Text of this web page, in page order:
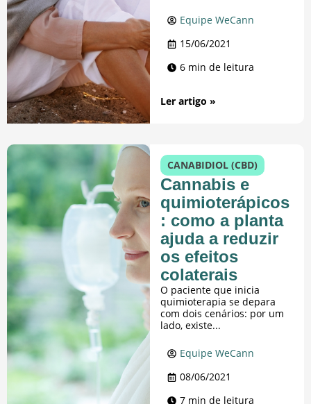
Equipe WeCann
15/06/2021
6 min de leitura
Ler artigo »
CANABIDIOL (CBD)
Cannabis e
quimioterápicos
: como a planta
ajuda a reduzir
os efeitos
colaterais
O paciente que inicia
quimioterapia se depara
com dois cenários: por um
lado, existe...
Equipe WeCann
08/06/2021
7 min de leitura